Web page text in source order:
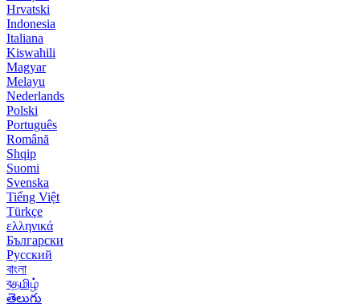
Hrvatski
Indonesia
Italiana
Kiswahili
Magyar
Melayu
Nederlands
Polski
Português
Română
Shqip
Suomi
Svenska
Tiếng Việt
Türkçe
ελληνικά
Български
Русский
বাংলা
বதமிழ்
తెలుగు